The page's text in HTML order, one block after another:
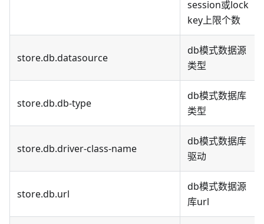
session或lock
key上限个数
store.db.datasource
db模式数据源
类型
store.db.db-type
db模式数据库
类型
store.db.driver-class-name
db模式数据库
驱动
store.db.url
db模式数据源
库url